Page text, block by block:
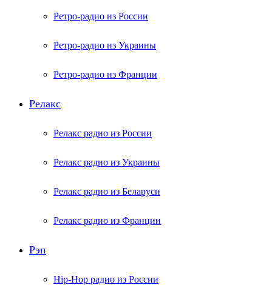
Ретро-радио из России
Ретро-радио из Украины
Ретро-радио из Франции
Релакс
Релакс радио из России
Релакс радио из Украины
Релакс радио из Беларуси
Релакс радио из Франции
Рэп
Hip-Hop радио из России